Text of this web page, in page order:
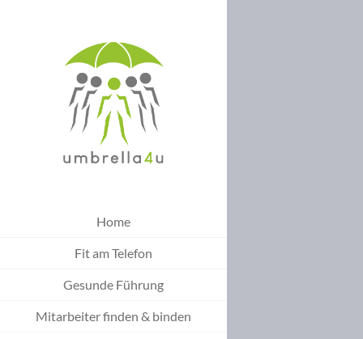
Home
Fit am Telefon
Gesunde Führung
Mitarbeiter finden & binden